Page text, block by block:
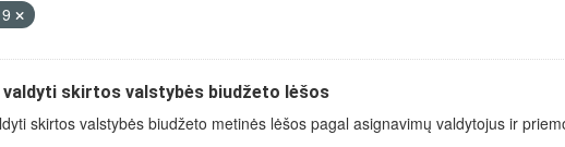
valdyti skirtos valstybės biudžeto lėšos
skirtos valstybės biudžeto metinės lėšos pagal asignavimų valdytojus ir